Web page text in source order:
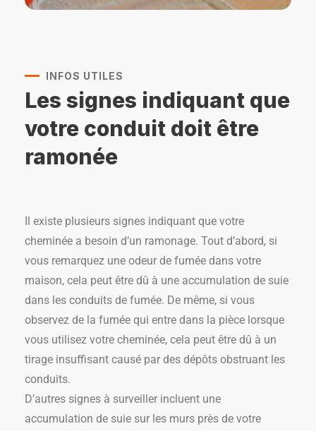
INFOS UTILES
Les signes indiquant que
votre conduit doit être
ramonée
Il existe plusieurs signes indiquant que votre
cheminée a besoin d’un ramonage. Tout d’abord, si
vous remarquez une odeur de fumée dans votre
maison, cela peut être dû à une accumulation de suie
dans les conduits de fumée. De même, si vous
observez de la fumée qui entre dans la pièce lorsque
vous utilisez votre cheminée, cela peut être dû à un
tirage insuffisant causé par des dépôts obstruant les
conduits.
D’autres signes à surveiller incluent une
accumulation de suie sur les murs près de votre